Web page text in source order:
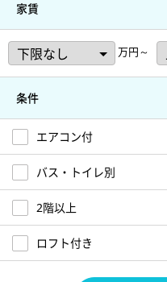
家賃
万円～
条件
エアコン付
バス・トイレ別
2階以上
ロフト付き